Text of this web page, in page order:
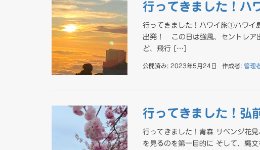
行ってきました！
行ってきました！ハワイ旅①ハワイ
出発！ この日は強風、セントレア
ど、飛行 […]
公開済み: 2023年5月24日 作成者: 管理
行ってきました！弘
行ってきました！青森 リベンジ花
を見るのを第一目的に そして、縄